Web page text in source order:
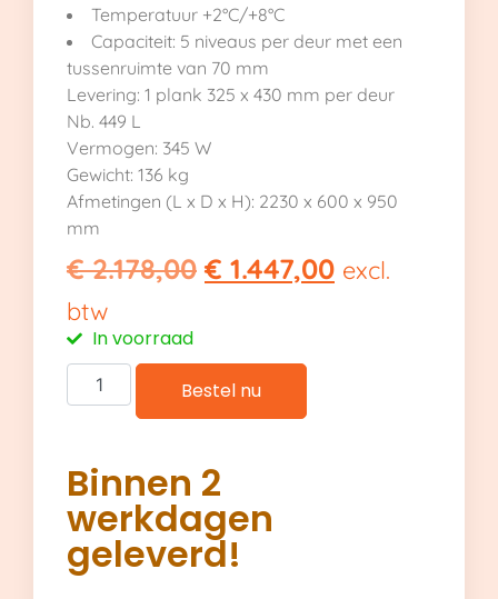
Temperatuur +2°C/+8°C
Capaciteit: 5 niveaus per deur met een
tussenruimte van 70 mm
Levering: 1 plank 325 x 430 mm per deur
Nb. 449 L
Vermogen: 345 W
Gewicht: 136 kg
Afmetingen (L x D x H): 2230 x 600 x 950
mm
€2.178,00 € 1.447,00 excl.
btw
In voorraad
Bestel nu
Binnen 2
werkdagen
geleverd!